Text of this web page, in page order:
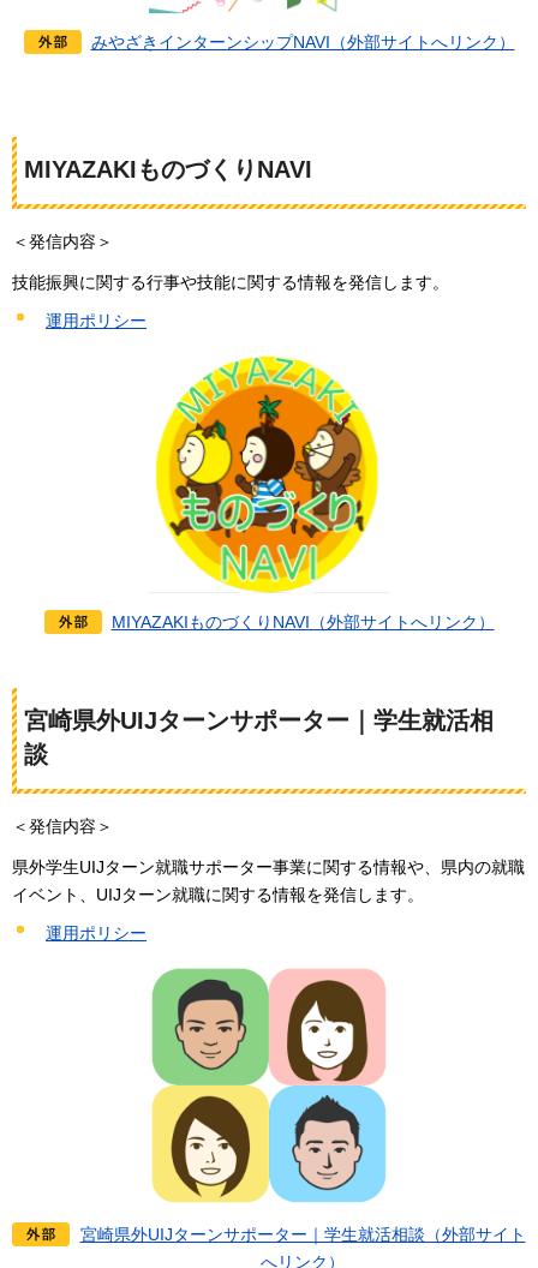
みやざきインターンシップNAVI（外部サイトへリンク）
MIYAZAKIものづくりNAVI
＜発信内容＞
技能振興に関する行事や技能に関する情報を発信します。
運用ポリシー
MIYAZAKIものづくりNAVI（外部サイトへリンク）
宮崎県外UIJターンサポーター｜学生就活相
談
＜発信内容＞
県外学生UIJターン就職サポーター事業に関する情報や、県内の就職
イベント、UIJターン就職に関する情報を発信します。
運用ポリシー
宮崎県外UIJターンサポーター｜学生就活相談（外部サイト
へリンク）